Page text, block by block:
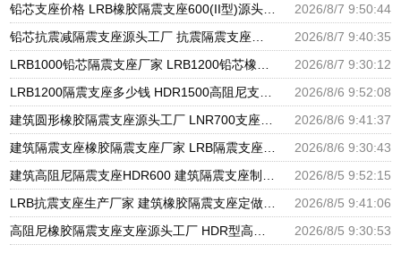
2026/8/7 9:50:44
2026/8/7 9:40:35
2026/8/7 9:30:12
2026/8/6 9:52:08
2026/8/6 9:41:37
2026/8/6 9:30:43
2026/8/5 9:52:15
2026/8/5 9:41:06
2026/8/5 9:30:53